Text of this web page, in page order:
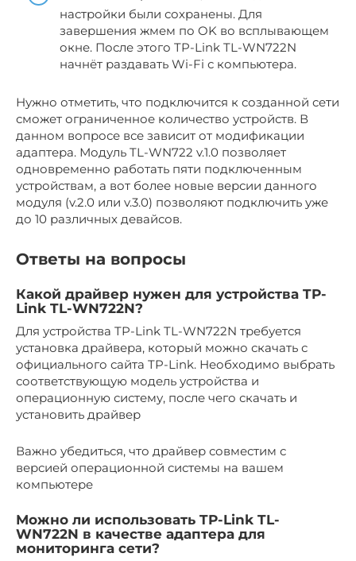
настройки были сохранены. Для
завершения жмем по OK во всплывающем
окне. После этого TP-Link TL-WN722N
начнёт раздавать Wi-Fi с компьютера.
Нужно отметить, что подключится к созданной сети
сможет ограниченное количество устройств. В
данном вопросе все зависит от модификации
адаптера. Модуль TL-WN722 v.1.0 позволяет
одновременно работать пяти подключенным
устройствам, а вот более новые версии данного
модуля (v.2.0 или v.3.0) позволяют подключить уже
до 10 различных девайсов.
Ответы на вопросы
Какой драйвер нужен для устройства TP-
Link TL-WN722N?
Для устройства TP-Link TL-WN722N требуется
установка драйвера, который можно скачать с
официального сайта TP-Link. Необходимо выбрать
соответствующую модель устройства и
операционную систему, после чего скачать и
установить драйвер
Важно убедиться, что драйвер совместим с
версией операционной системы на вашем
компьютере
Можно ли использовать TP-Link TL-
WN722N в качестве адаптера для
мониторинга сети?